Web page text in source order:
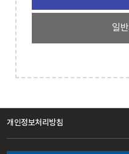
일
개인정보처리방침